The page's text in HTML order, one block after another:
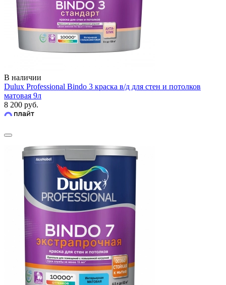
В наличии
Dulux Professional Bindo 3 краска в/д для стен и потолков
матовая 9л
8 200 руб.